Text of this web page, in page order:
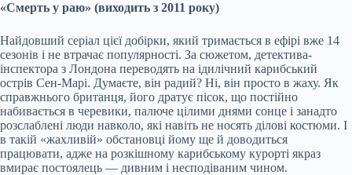
«Смерть у раю» (виходить з 2011 року)
Найдовший серіал цієї добірки, який тримається в ефірі вже 14
сезонів і не втрачає популярності. За сюжетом, детектива-
інспектора з Лондона переводять на ідилічний карибський
острів Сен-Марі. Думаєте, він радий? Ні, він просто в жаху. Як
справжнього британця, його дратує пісок, що постійно
набивається в черевики, палюче цілими днями сонце і занадто
розслаблені люди навколо, які навіть не носять ділові костюми. І
в такій «жахливій» обстановці йому ще й доводиться
працювати, адже на розкішному карибському курорті якраз
вмирає постоялець — дивним і несподіваним чином.